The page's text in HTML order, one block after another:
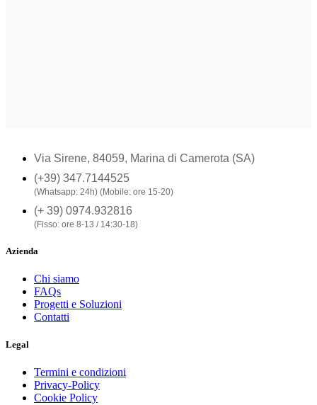
Via Sirene, 84059, Marina di Camerota (SA)
(+39) 347.7144525
(Whatsapp: 24h) (Mobile: ore 15-20)
(+ 39) 0974.932816
(Fisso: ore 8-13 / 14:30-18)
Azienda
Chi siamo
FAQs
Progetti e Soluzioni
Contatti
Legal
Termini e condizioni
Privacy-Policy
Cookie Policy